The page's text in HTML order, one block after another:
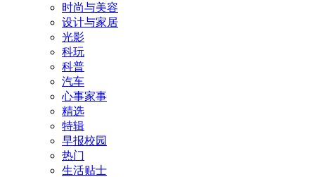
时尚与美容
设计与家居
光影
科玩
科普
汽车
心事家事
精选
特辑
早报校园
热门
生活贴士